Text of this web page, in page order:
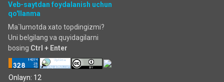
Veb-saytdan foydalanish uchun
qo'llanma
Ma`lumotda xato topdingizmi?
Uni belgilang va quyidagilarni
bosing Ctrl + Enter
Onlayn: 12